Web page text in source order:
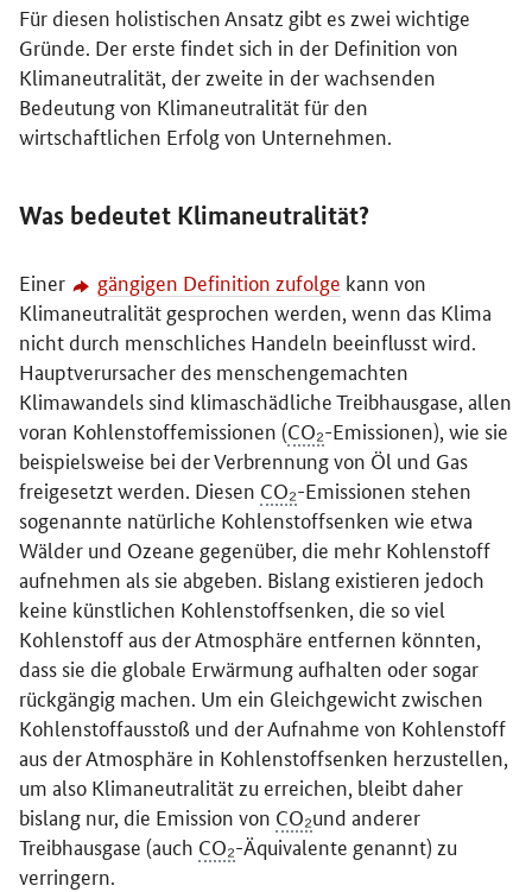
Für diesen holistischen Ansatz gibt es zwei wichtige
Gründe. Der erste findet sich in der Definition von
Klimaneutralität, der zweite in der wachsenden
Bedeutung von Klimaneutralität für den
wirtschaftlichen Erfolg von Unternehmen.
Was bedeutet Klimaneutralität?
Einer gängigen Definition zufolge kann von
Klimaneutralität gesprochen werden, wenn das Klima
nicht durch menschliches Handeln beeinflusst wird.
Hauptverursacher des menschengemachten
Klimawandels sind klimaschädliche Treibhausgase, allen
voran Kohlenstoffemissionen (CO₂-Emissionen), wie sie
beispielsweise bei der Verbrennung von Öl und Gas
freigesetzt werden. Diesen CO₂-Emissionen stehen
sogenannte natürliche Kohlenstoffsenken wie etwa
Wälder und Ozeane gegenüber, die mehr Kohlenstoff
aufnehmen als sie abgeben. Bislang existieren jedoch
keine künstlichen Kohlenstoffsenken, die so viel
Kohlenstoff aus der Atmosphäre entfernen könnten,
dass sie die globale Erwärmung aufhalten oder sogar
rückgängig machen. Um ein Gleichgewicht zwischen
Kohlenstoffausstoß und der Aufnahme von Kohlenstoff
aus der Atmosphäre in Kohlenstoffsenken herzustellen,
um also Klimaneutralität zu erreichen, bleibt daher
bislang nur, die Emission von CO₂und anderer
Treibhausgase (auch CO₂-Äquivalente genannt) zu
verringern.